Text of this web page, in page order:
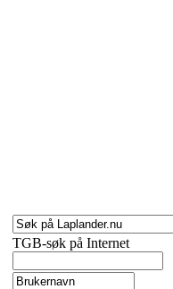
TGB-søk på Internet